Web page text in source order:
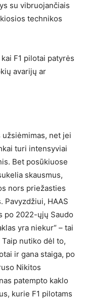
su vibruojančiais
technikos
F1 pilotai patyrės
avarijų ar
užsiėmimas, net jei
turi intensyviai
Bet posūkiuose
skausmus,
nors priežasties
Pavyzdžiui, HAAS
po 2022-ųjų Saudo
yra niekur“ – tai
nutiko dėl to,
ir gana staiga, po
Nikitos
patempto kaklo
kurie F1 pilotams